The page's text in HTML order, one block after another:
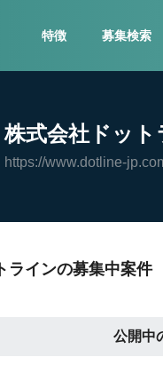
特徴 募集検索
株式会社ドット
https://www.dotline-
ラインの募集中案件
公開中